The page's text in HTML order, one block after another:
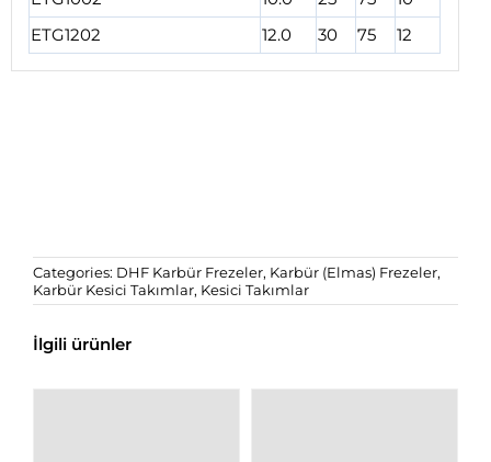
ETG1202
12.0 30 75 12
Categories: DHF Karbür Frezeler, Karbür (Elmas) Frezeler,
Karbür Kesici Takımlar, Kesici Takımlar
İlgili ürünler